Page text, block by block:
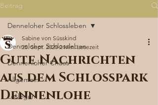
Beitrag
Denneloher Schlossleben
Dennenloher Chaos
Allgemein
Loslegen
Denneloher Schlossleben
Gute Nachrichten
aus dem Schlosspark
Dennenlohe
Sabine von Süsskind
25. Sept. 2020 2 Min. Lesezeit